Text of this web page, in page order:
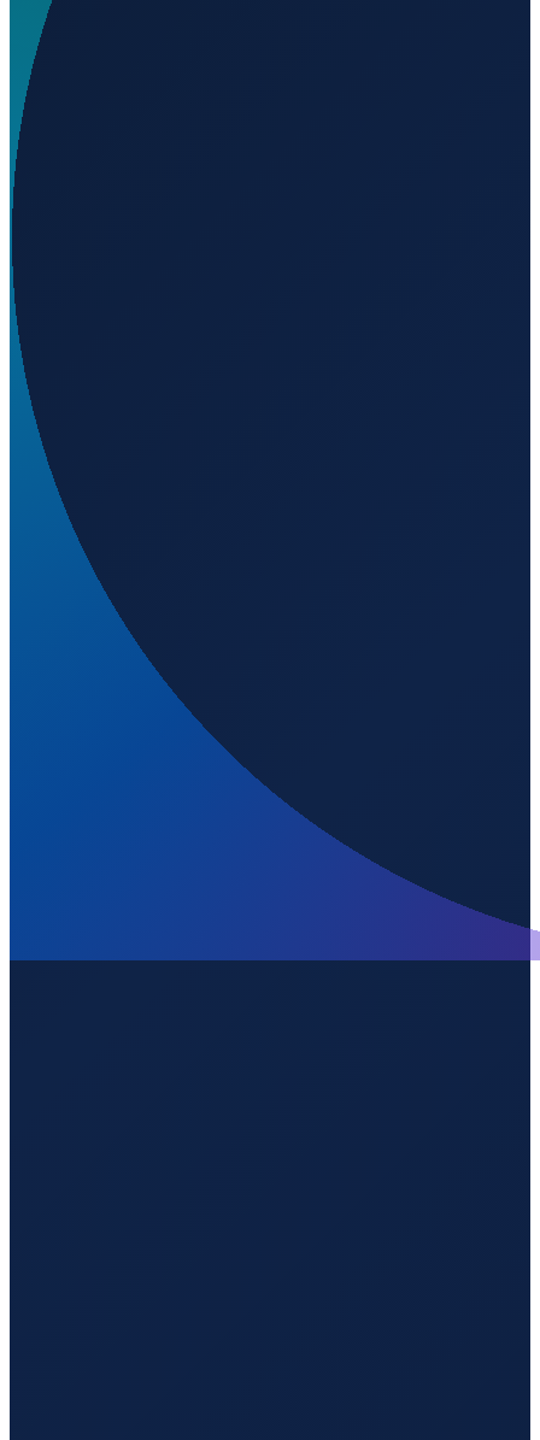
500
Hamburg
Shenzhen